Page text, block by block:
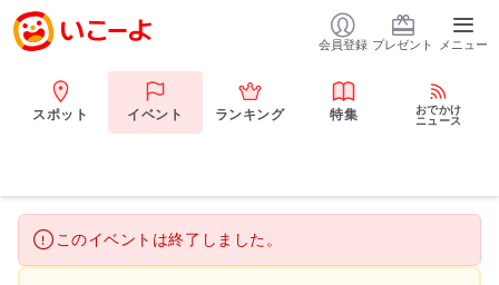
会員登録 プレゼント メニュー
スポット イベント ランキング 特集
おでかけ
ニュース
このイベントは終了しました。